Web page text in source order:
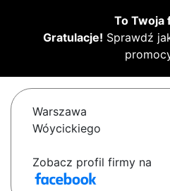
To Twoja
Gratulacje! Sprawdź
Warszawa
Wóycickiego
Zobacz profil firmy na